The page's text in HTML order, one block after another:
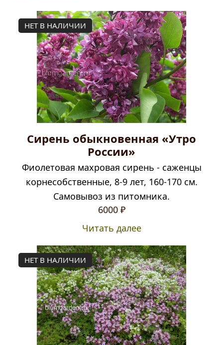
НЕТ В НАЛИЧИИ
Сирень обыкновенная «Утро
России»
Фиолетовая махровая сирень - саженцы
корнесобственные, 8-9 лет, 160-170 см.
Самовывоз из питомника.
6000 ₽
Читать далее
НЕТ В НАЛИЧИИ